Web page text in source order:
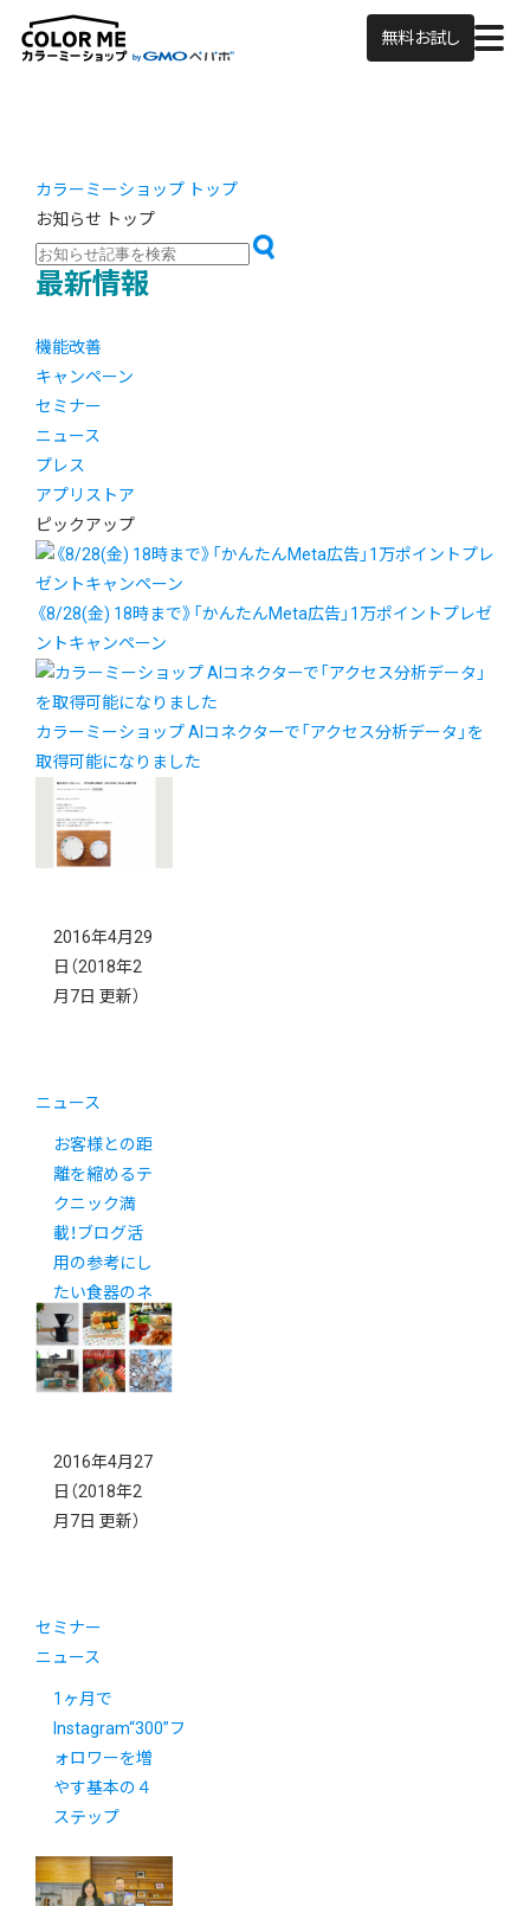
無料お試し
カラーミーショップ トップ
お知らせ トップ
最新情報
機能改善
キャンペーン
セミナー
ニュース
プレス
アプリストア
ピックアップ
《8/28(金) 18時まで》「かんたんMeta広告」1万ポイントプレゼ
ントキャンペーン
カラーミーショップ AIコネクターで「アクセス分析データ」を
取得可能になりました
2016年4月29
日 （2018年2
月7日 更新）
ニュース
お客様との距
離を縮めるテ
クニック満
載！ブログ活
用の参考にし
たい食器のネ
ットショップ
７選
2016年4月27
日 （2018年2
月7日 更新）
セミナー
ニュース
1ヶ月で
Instagram“300”フ
ォロワーを増
やす基本の４
ステップ